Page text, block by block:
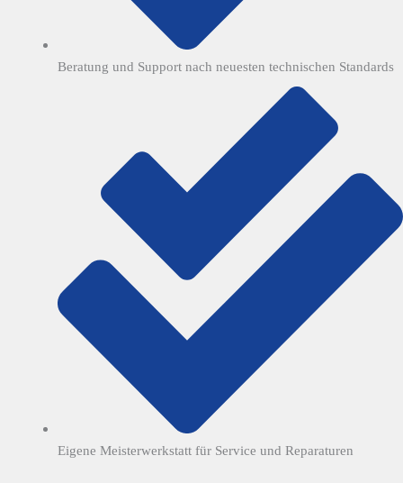
Beratung und Support nach neuesten technischen Standards
Eigene Meisterwerkstatt für Service und Reparaturen